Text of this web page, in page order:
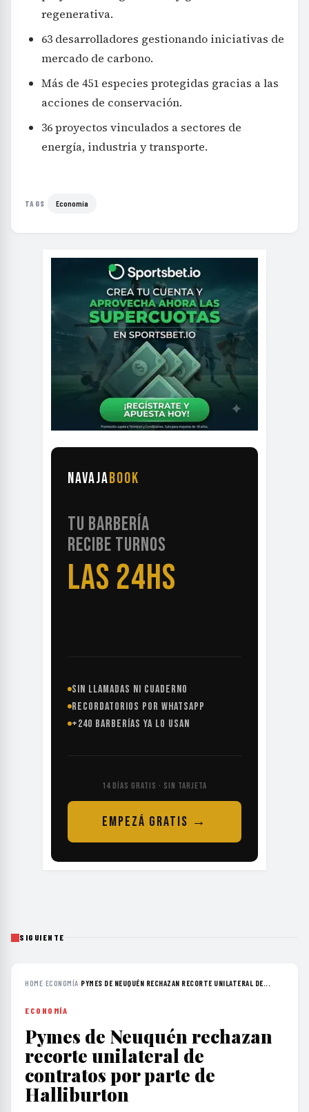
regenerativa.
63 desarrolladores gestionando iniciativas de
mercado de carbono.
Más de 451 especies protegidas gracias a las
acciones de conservación.
36 proyectos vinculados a sectores de
energía, industria y transporte.
TAGS Economía
NAVAJABOOK
TU BARBERÍA
RECIBE TURNOS
LAS 24HS
SIN LLAMADAS NI CUADERNO
RECORDATORIOS POR WHATSAPP
+240 BARBERÍAS YA LO USAN
14 DÍAS GRATIS · SIN TARJETA
EMPEZÁ GRATIS →
SIGUIENTE
HOME›ECONOMÍA›PYMES DE NEUQUÉN RECHAZAN RECORTE UNILATERAL DE...
ECONOMÍA
Pymes de Neuquén rechazan
recorte unilateral de
contratos por parte de
Halliburton